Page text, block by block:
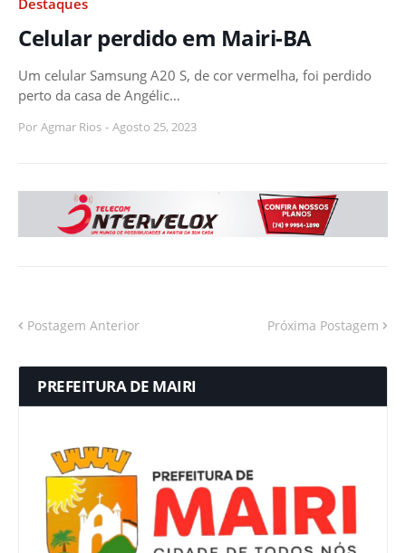
Destaques
Celular perdido em Mairi-BA
Um celular Samsung A20 S, de cor vermelha, foi perdido
perto da casa de Angélic…
Por Agmar Rios - Agosto 25, 2023
Postagem Anterior Próxima Postagem
PREFEITURA DE MAIRI